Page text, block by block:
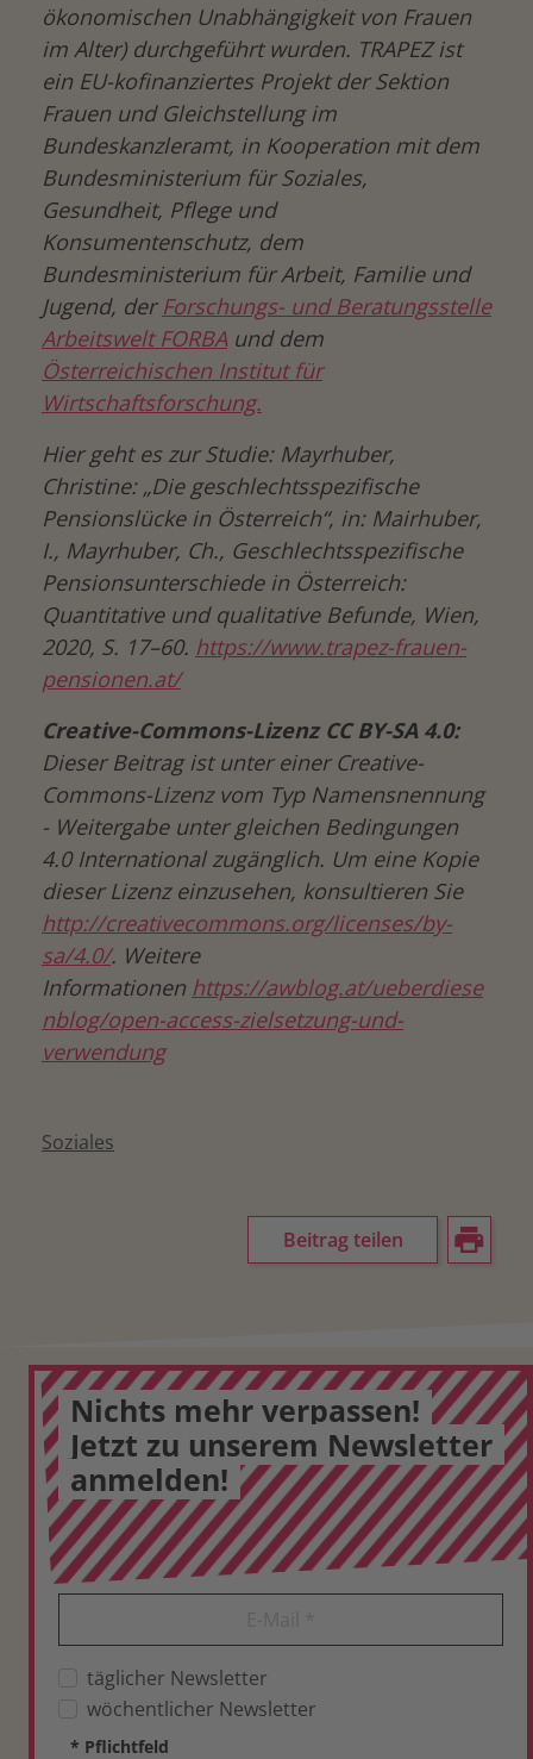
ökonomischen Unabhängigkeit von Frauen
im Alter) durchgeführt wurden. TRAPEZ ist
ein EU-kofinanziertes Projekt der Sektion
Frauen und Gleichstellung im
Bundeskanzleramt, in Kooperation mit dem
Bundesministerium für Soziales,
Gesundheit, Pflege und
Konsumentenschutz, dem
Bundesministerium für Arbeit, Familie und
Jugend, der Forschungs- und Beratungsstelle
Arbeitswelt FORBA und dem
Österreichischen Institut für
Wirtschaftsforschung.
Hier geht es zur Studie: Mayrhuber,
Christine: „Die geschlechtsspezifische
Pensionslücke in Österreich“, in: Mairhuber,
I., Mayrhuber, Ch., Geschlechtsspezifische
Pensionsunterschiede in Österreich:
Quantitative und qualitative Befunde, Wien,
2020, S. 17–60. https://www.trapez-frauen-
pensionen.at/
Creative-Commons-Lizenz CC BY-SA 4.0:
Dieser Beitrag ist unter einer Creative-
Commons-Lizenz vom Typ Namensnennung
- Weitergabe unter gleichen Bedingungen
4.0 International zugänglich. Um eine Kopie
dieser Lizenz einzusehen, konsultieren Sie
http://creativecommons.org/licenses/by-
sa/4.0/. Weitere
Informationen https://awblog.at/ueberdiese
nblog/open-access-zielsetzung-und-
verwendung
Soziales
Beitrag teilen
Nichts mehr verpassen!
Jetzt zu unserem Newsletter
anmelden!
täglicher Newsletter
wöchentlicher Newsletter
* Pflichtfeld